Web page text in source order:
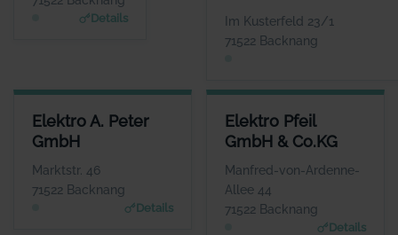
Details
www.wuerttembergisch
e.de/versicherungen/e
Im Kusterfeld 23/1
71522 Backnang
Elektro A. Peter
GmbH
Marktstr. 46
71522 Backnang
Details
ELEKTRO A. PETER GMBH
ANSPRECHPARTNER
Herr Heiko und Ralf
www.elektro-apeter.de
Elektro Pfeil
GmbH & Co.KG
Manfred-von-Ardenne-
Allee 44
71522 Backnang
Details
ELEKTRO PFEIL GMBH & CO.KG
Herr Steffen Pfeil
www.elektro-pfeil.com